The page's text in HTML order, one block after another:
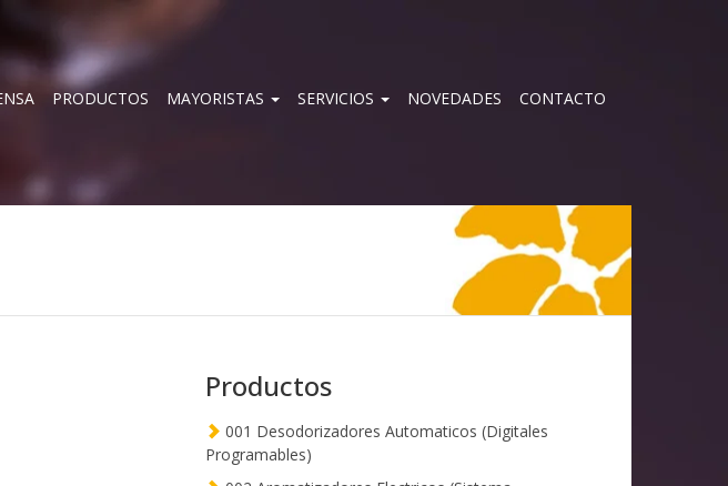
PRODUCTOS MAYORISTAS SERVICIOS NOVEDADES CONTACTO
Productos
001 Desodorizadores Automaticos (Digitales
Programables)